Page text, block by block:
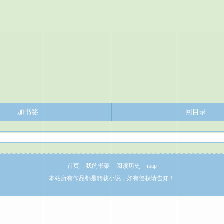
加书签 回目录
首页 我的书架 阅读历史
map
本站所有作品都是转载小说，如有侵权请告知！